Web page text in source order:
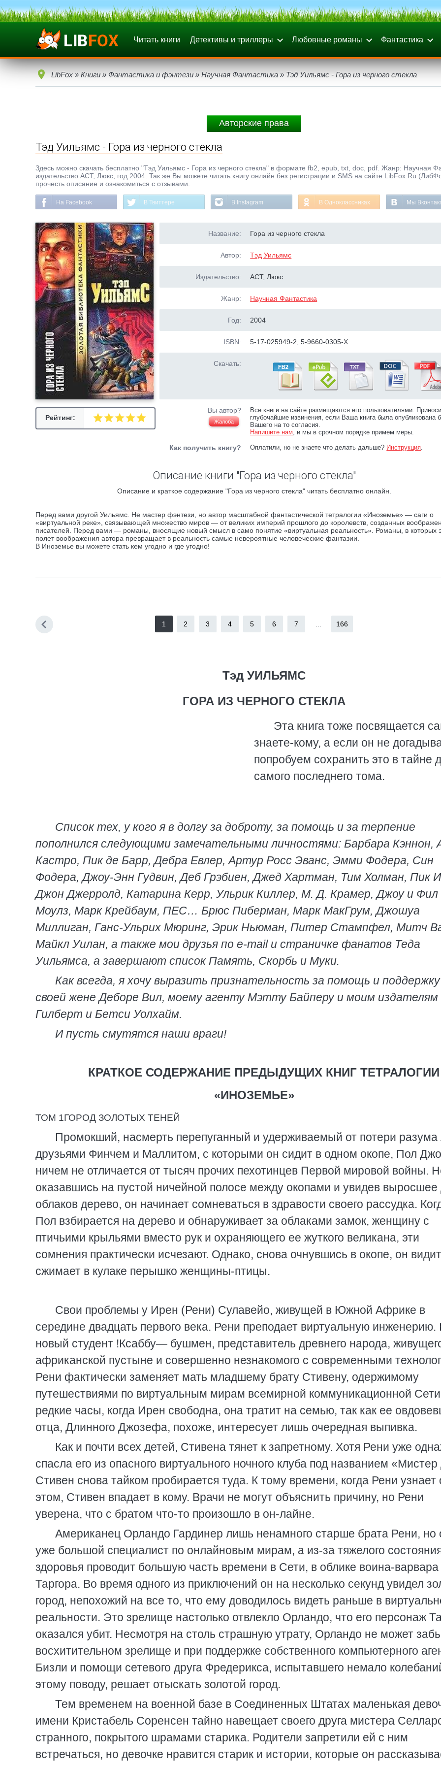
Читать книги Детективы и триллеры Любовные романы Фантастика
LibFox » Книги » Фантастика и фэнтези » Научная Фантастика » Тэд Уильямс - Гора из черного стекла
Авторские права
Тэд Уильямс - Гора из черного стекла
Здесь можно скачать бесплатно "Тэд Уильямс - Гора из черного стекла" в формате fb2, epub, txt, doc, pdf. Жанр: Научная
издательство АСТ, Люкс, год 2004. Так же Вы можете читать книгу онлайн без регистрации и SMS на сайте LibFox.Ru
прочесть описание и ознакомиться с отзывами.
На Facebook В Твиттере В Instagram В Одноклассниках Мы
Рейтинг:
Название: Гора из черного стекла
Автор: Тэд Уильямс
Издательство: АСТ, Люкс
Жанр: Научная Фантастика
Год: 2004
ISBN: 5-17-025949-2, 5-9660-0305-Х
Скачать:
Вы автор?
Жалоба
Все книги на сайте размещаются его пользователями.
глубочайшие извинения, если Ваша книга была опубликована
Вашего на то согласия.
Напишите нам, и мы в срочном порядке примем меры.
Как получить книгу? Оплатили, но не знаете что делать дальше? Инструкция.
Описание книги "Гора из черного стекла"
Описание и краткое содержание "Гора из черного стекла" читать бесплатно онлайн.
Перед вами другой Уильямс. Не мастер фэнтези, но автор масштабной фантастической тетралогии «Иноземье» — саги о
«виртуальной реке», связывающей множество миров — от великих империй прошлого до королевств, созданных
писателей. Перед вами — романы, вносящие новый смысл в само понятие «виртуальная реальность». Романы, в которых
полет воображения автора превращает в реальность самые невероятные человеческие фантазии.
В Иноземье вы можете стать кем угодно и где угодно!
1 2 3 4 5 6 7 166
Тэд УИЛЬЯМС
ГОРА ИЗ ЧЕРНОГО СТЕКЛА
Эта книга тоже посвящается
знаете-кому, а если он не
попробуем сохранить это в тайне
самого последнего тома.
Список тех, у кого я в долгу за доброту, за помощь и за терпение
пополнился следующими замечательными личностями: Барбара Кэннон,
Кастро, Пик де Барр, Дебра Евлер, Артур Росс Эванс, Эмми Фодера, Син
Фодера, Джоу-Энн Гудвин, Деб Грэбиен, Джед Хартман, Тим Холман, Пик
Джон Джерролд, Катарина Керр, Ульрик Киллер, М. Д. Крамер, Джоу и Фил
Моулз, Марк Крейбаум, ПЕС… Брюс Пиберман, Марк МакГрум, Джошуа
Миллиган, Ганс-Ульрих Мюринг, Эрик Ньюман, Питер Стампфел, Митч
Майкл Уилан, а также мои друзья по e-mail и страничке фанатов Теда
Уильямса, а завершают список Память, Скорбь и Муки.
Как всегда, я хочу выразить признательность за помощь и поддержку
своей жене Деборе Вил, моему агенту Мэтту Байперу и моим
Гилберт и Бетси Уолхайм.
И пусть смутятся наши враги!
КРАТКОЕ СОДЕРЖАНИЕ ПРЕДЫДУЩИХ КНИГ ТЕТРАЛОГИИ
«ИНОЗЕМЬЕ»
ТОМ 1ГОРОД ЗОЛОТЫХ ТЕНЕЙ
Промокший, насмерть перепуганный и удерживаемый от потери
друзьями Финчем и Маллитом, с которыми он сидит в одном окопе, Пол
ничем не отличается от тысяч прочих пехотинцев Первой мировой войны.
оказавшись на пустой ничейной полосе между окопами и увидев выросшее
облаков дерево, он начинает сомневаться в здравости своего рассудка.
Пол взбирается на дерево и обнаруживает за облаками замок, женщину с
птичьими крыльями вместо рук и охраняющего ее жуткого великана, эти
сомнения практически исчезают. Однако, снова очнувшись в окопе, он
сжимает в кулаке перышко женщины-птицы.
Свои проблемы у Ирен (Рени) Сулавейо, живущей в Южной Африке в
середине двадцать первого века. Рени преподает виртуальную инженерию.
новый студент !Ксаббу— бушмен, представитель древнего народа,
африканской пустыне и совершенно незнакомого с современными
Рени фактически заменяет мать младшему брату Стивену, одержимому
путешествиями по виртуальным мирам всемирной коммуникационной
редкие часы, когда Ирен свободна, она тратит на семью, так как ее
отца, Длинного Джозефа, похоже, интересует лишь очередная выпивка.
Как и почти всех детей, Стивена тянет к запретному. Хотя Рени уже
спасла его из опасного виртуального ночного клуба под названием
Стивен снова тайком пробирается туда. К тому времени, когда Рени узнает
этом, Стивен впадает в кому. Врачи не могут объяснить причину, но Рени
уверена, что с братом что-то произошло в он-лайне.
Американец Орландо Гардинер лишь ненамного старше брата Рени, но
уже большой специалист по онлайновым мирам, а из-за тяжелого
здоровья проводит большую часть времени в Сети, в облике воина-варвара
Таргора. Во время одного из приключений он на несколько секунд увидел
город, непохожий на все то, что ему доводилось видеть раньше в
реальности. Это зрелище настолько отвлекло Орландо, что его персонаж
оказался убит. Несмотря на столь страшную утрату, Орландо не может
восхитительном зрелище и при поддержке собственного компьютерного
Бизли и помощи сетевого друга Фредерикса, испытавшего немало
этому поводу, решает отыскать золотой город.
Тем временем на военной базе в Соединенных Штатах маленькая
имени Кристабель Соренсен тайно навещает своего друга мистера
странного, покрытого шрамами старика. Родители запретили ей с ним
встречаться, но девочке нравится старик и истории, которые он